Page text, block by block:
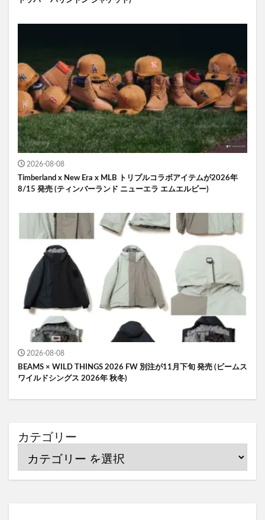
2026-08-08
Timberland x New Era x MLB トリプルコラボアイテムが2026年
8/15 発売 (ティンバーランド ニューエラ エムエルビー)
2026-08-08
BEAMS × WILD THINGS 2026 FW 別注が11月下旬 発売 (ビームス
ワイルドシングス 2026年 秋冬)
カテゴリー